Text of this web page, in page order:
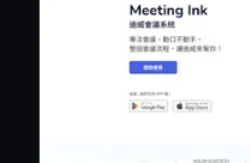
टूल्स की तुलना करें